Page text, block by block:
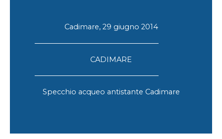
Cadimare, 29 giugno 2014
CADIMARE
Specchio acqueo antistante Cadimare